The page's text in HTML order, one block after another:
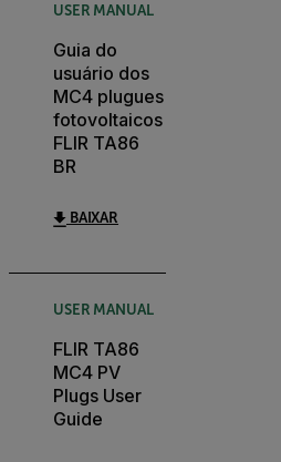
USER MANUAL
Guia do
usuário dos
MC4 plugues
fotovoltaicos
FLIR TA86
BR
BAIXAR
USER MANUAL
FLIR TA86
MC4 PV
Plugs User
Guide